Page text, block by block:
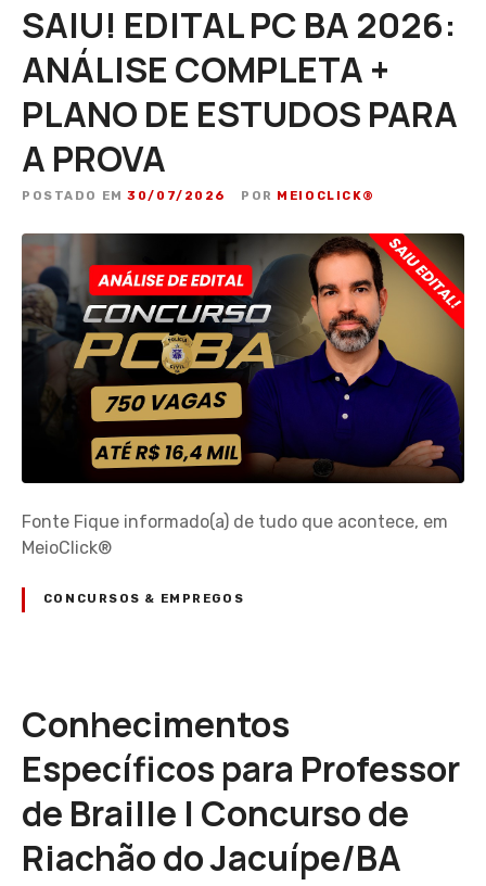
SAIU! EDITAL PC BA 2026:
ANÁLISE COMPLETA +
PLANO DE ESTUDOS PARA
A PROVA
POSTADO EM 30/07/2026 POR MEIOCLICK®
Fonte Fique informado(a) de tudo que acontece, em
MeioClick®
CONCURSOS & EMPREGOS
Conhecimentos
Específicos para Professor
de Braille | Concurso de
Riachão do Jacuípe/BA